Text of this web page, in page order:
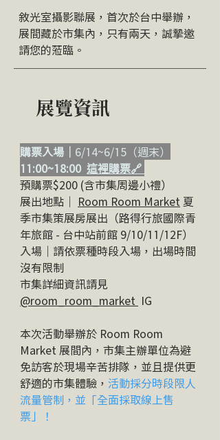
敘光室攝影聯展，首次於台中舉辦，
展間藏於市集內，只有兩天，誠摯邀
請您的蒞臨。
展覽資訊
購票入場｜ 6/14~6/15（週末）
11:00~18:00 這裡購票🔗
預購票$200 (含市集周邊小禮）
展出地點｜ Room Room Market 夏
季市集策展房展出（路得行旅國際青
年旅館 - 台中站前館 9/10/11/12F​）
入場 ｜ 請依票種時段入場，出場時間
沒有限制
市集詳細資訊請見
@room_room_market IG
本次活動舉辦於 Room Room
Market 展間內，市集主辦單位為避
免訪客於現場辛苦排隊，並且提供更
舒適的市集體驗， 活動採分時段限人
流量管制，並「全面採取線上售
票」！